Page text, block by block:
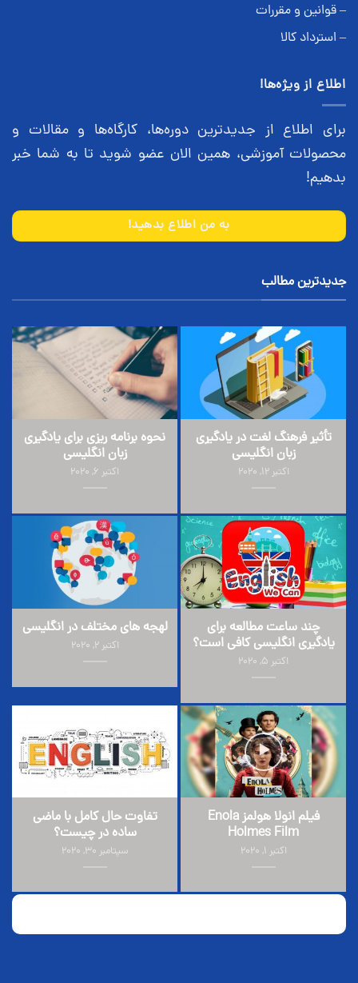
– قوانین و مقررات
– استرداد کالا
اطلاع از ویژه‌ها!
برای اطلاع از جدیدترین دوره‌ها، کارگاه‌ها و مقالات و
محصولات آموزشی، همین الان عضو شوید تا به شما خبر
بدهیم!
به من اطلاع بدهید!
جدیدترین مطالب
تأثیر فرهنگ لغت در یادگیری
زبان انگلیسی
اکتبر 12, 2020
نحوه برنامه ریزی برای یادگیری
زبان انگلیسی
اکتبر 6, 2020
چند ساعت مطالعه برای
یادگیری انگلیسی کافی است؟
اکتبر 5, 2020
لهجه های مختلف در انگلیسی
اکتبر 2, 2020
فیلم انولا هولمز Enola
Holmes Film
اکتبر 1, 2020
تفاوت حال کامل با ماضی
ساده در چیست؟
سپتامبر 30, 2020